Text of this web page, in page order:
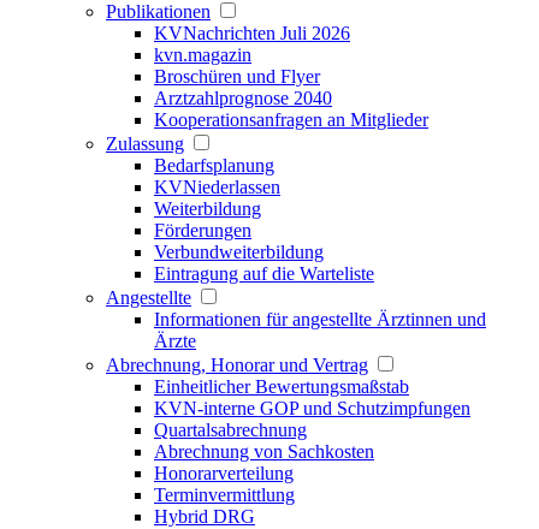
Publikationen
KVNachrichten Juli 2026
kvn.magazin
Broschüren und Flyer
Arztzahlprognose 2040
Kooperationsanfragen an Mitglieder
Zulassung
Bedarfsplanung
KVNiederlassen
Weiterbildung
Förderungen
Verbundweiterbildung
Eintragung auf die Warteliste
Angestellte
Informationen für angestellte Ärztinnen und
Ärzte
Abrechnung, Honorar und Vertrag
Einheitlicher Bewertungsmaßstab
KVN-interne GOP und Schutzimpfungen
Quartalsabrechnung
Abrechnung von Sachkosten
Honorarverteilung
Terminvermittlung
Hybrid DRG